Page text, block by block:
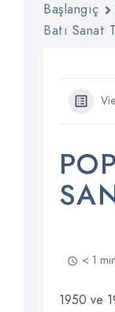
Başlangıç
Batı Sanat
< 1
1950 ve